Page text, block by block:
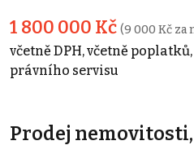
1 800 000 Kč (9 000 Kč za
včetně DPH, včetně
právního servisu
Prodej